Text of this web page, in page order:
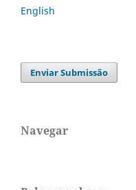
English
Enviar Submissão
Navegar